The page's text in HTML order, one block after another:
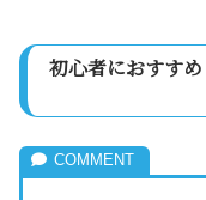
初心者におすす